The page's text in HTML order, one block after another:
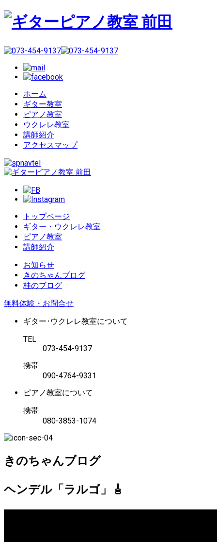
ホーム
ギター教室
ピアノ教室
ウクレレ教室
講師紹介
アクセスマップ
トップページ
ギター・ウクレレ教室
ピアノ教室
講師紹介
お知らせ
きのちゃんブログ
桂のブログ
無料体験・お問合せ
ギター･ウクレレ教室について
TEL
073-454-9137
携帯
090-4764-9331
ピアノ教室について
携帯
080-3853-1074
きのちゃんブログ
ヘンデル「ラルゴ」🎸